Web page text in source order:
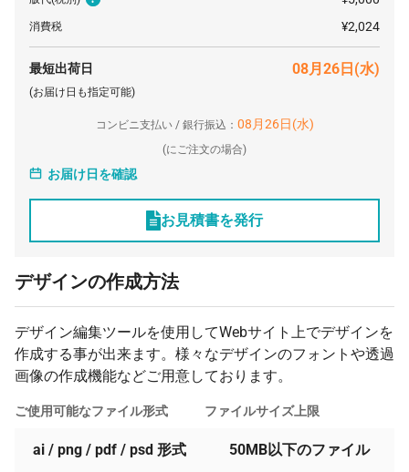
消費税 ¥2,024
最短出荷日 08月26日(水)
(お届け日も指定可能)
コンビニ支払い / 銀行振込： 08月26日(水)
(にご注文の場合)
お届け日を確認
お見積書を発行
デザインの作成方法
デザイン編集ツールを使用してWebサイト上でデザインを
作成する事が出来ます。様々なデザインのフォントや透過
画像の作成機能などご用意しております。
ご使用可能なファイル形式
ai / png / pdf / psd 形式
ファイルサイズ上限
50MB以下のファイル